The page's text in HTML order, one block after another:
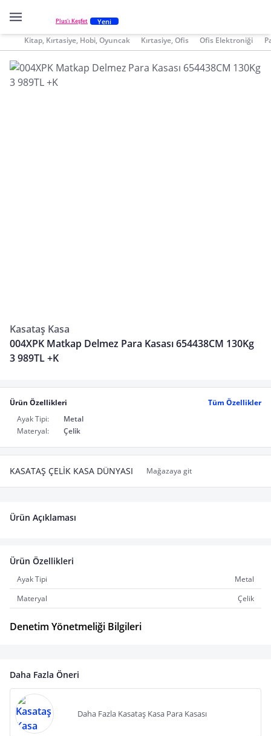
Plus'ı Keşfet Yeni
Kitap, Kırtasiye, Hobi, Oyuncak Kırtasiye, Ofis Ofis Elektroniği
Kasataş Kasa
004XPK Matkap Delmez Para Kasası 654438CM 130Kg
3 989TL +K
Ürün Özellikleri
Tüm Özellikler
Ayak Tipi:
Metal
Materyal:
Çelik
KASATAŞ ÇELİK KASA DÜNYASI Mağazaya git
Ürün Açıklaması
Ürün Özellikleri
Ayak Tipi
Metal
Materyal
Çelik
Denetim Yönetmeliği Bilgileri
Daha Fazla Öneri
Daha Fazla Kasataş Kasa Para Kasası